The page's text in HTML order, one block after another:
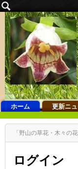
ホーム 更新ニ
「野山の草花・木々の
ログイン